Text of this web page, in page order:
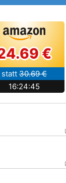
€
statt 30.69 €
16:24:45